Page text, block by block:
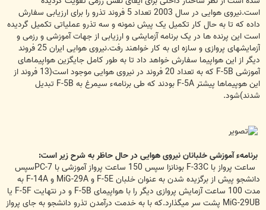
است.نیروی هوایی در سال 2003 تعداد 5 فروند تذرو را برای ارزیابی سفارش
داده که تا به حال کار تکمیل یک پیش نمونه و سه تذرو عملیاتی تکمیل گردیده
است این پرنده ها در یک برنامه آزمایشی و ارزیابی از جهات آموزشی و رزمی و
آزمایشهای پروازی و سازه ای به کار خواهند رفت.نیروی هوایی ایران 25 فروند
دیگر از این هواپیما سفارش خواهد داد تا به طور کامل جایگزین هواپیماهای
آموزشی F-5B که به تعداد 20 فروند در نیروی هوایی موجود است(13 فروند از
این هوپیماها پیشتر F-5A بودند که طی برنامهء سیمرغ به F-5B تبدیل
شدند)شود.
برنامهء آموزشی خلبانان نیروی هوایی در حال حاظر به شرح زیر است:
ساعت پرواز با F-33C بونانزا سپس 150 ساعت پرواز آموزشی با PC-7سپس
دانشجو پیش از برگزیده شدن به عنوان خلبان F-5E و MiG-29A و F-14A به
مدت 100 ساعت آزمایش پروازی دیگر را با هواپیمای F-5B و در نتهایت F-5F یا
MiG-29UB پشت سر میگذارد.که با به خدمت درآمدن تذرو دانشجو به جای پرواز